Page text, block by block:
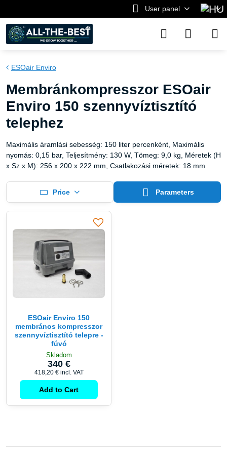
User panel
ESOair Enviro
Membránkompresszor ESOair
Enviro 150 szennyvíztisztító
telephez
Maximális áramlási sebesség: 150 liter percenként, Maximális
nyomás: 0,15 bar, Teljesítmény: 130 W, Tömeg: 9,0 kg, Méretek (H
x Sz x M): 256 x 200 x 222 mm, Csatlakozási méretek: 18 mm
Price Parameters
ESOair Enviro 150
membrános kompresszor
szennyvíztisztító telepre -
fúvó
Skladom
340 €
418,20 € incl. VAT
Add to Cart